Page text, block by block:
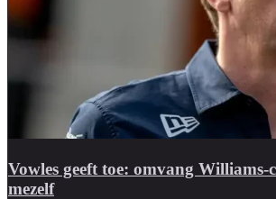
Vowles geeft toe: omvang Williams-
mezelf